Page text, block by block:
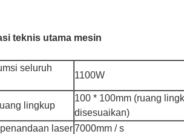
teknis utama mesin
seluruh
1100W
lingkup
100 * 100mm (ruang
disesuaikan)
laser7000mm / s